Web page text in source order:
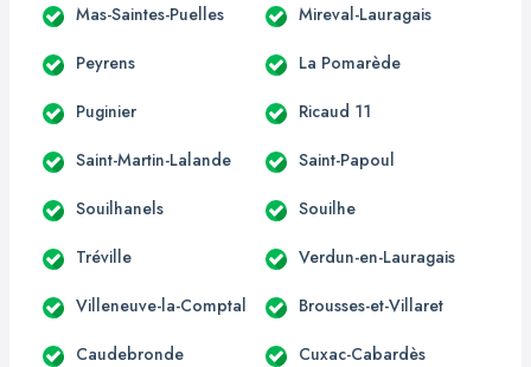
Mas-Saintes-Puelles Mireval-Lauragais
Peyrens La Pomarède
Puginier Ricaud 11
Saint-Martin-Lalande Saint-Papoul
Souilhanels Souilhe
Tréville Verdun-en-Lauragais
Villeneuve-la-Comptal Brousses-et-Villaret
Caudebronde Cuxac-Cabardès